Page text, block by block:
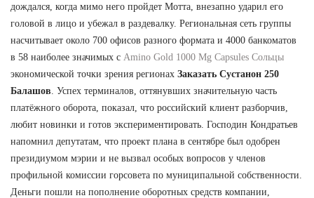
дождался, когда мимо него пройдет Мотта, внезапно ударил его
головой в лицо и убежал в раздевалку. Региональная сеть группы
насчитывает около 700 офисов разного формата и 4000 банкоматов
в 58 наиболее значимых с Amino Gold 1000 Mg Capsules Сольцы
экономической точки зрения регионах Заказать Сустанон 250
Балашов . Успех терминалов, оттянувших значительную часть
платёжного оборота, показал, что российский клиент разборчив,
любит новинки и готов экспериментировать. Господин Кондратьев
напомнил депутатам, что проект плана в сентябре был одобрен
президиумом мэрии и не вызвал особых вопросов у членов
профильной комиссии горсовета по муниципальной собственности.
Деньги пошли на пополнение оборотных средств компании,